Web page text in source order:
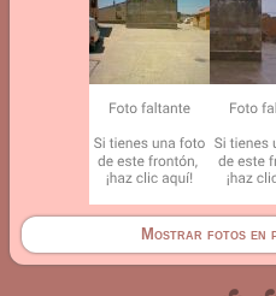
Mostrar fotos en